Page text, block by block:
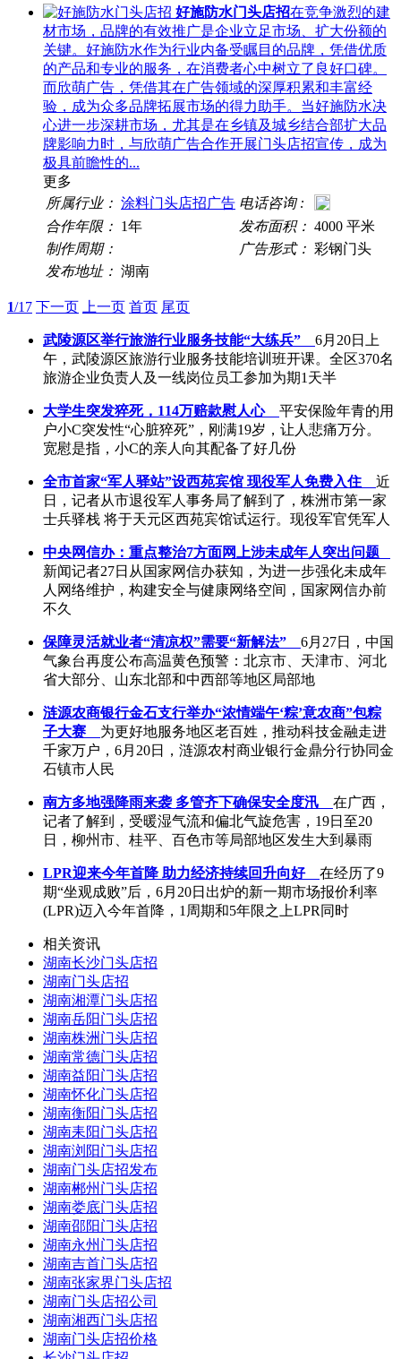
好施防水门头店招在竞争激烈的建
材市场，品牌的有效推广是企业立足市场、扩大份额的
关键。好施防水作为行业内备受瞩目的品牌，凭借优质
的产品和专业的服务，在消费者心中树立了良好口碑。
而欣萌广告，凭借其在广告领域的深厚积累和丰富经
验，成为众多品牌拓展市场的得力助手。当好施防水决
心进一步深耕市场，尤其是在乡镇及城乡结合部扩大品
牌影响力时，与欣萌广告合作开展门头店招宣传，成为
极具前瞻性的...
更多
所属行业： 涂料门头店招广告 电话咨询 :
合作年限： 1年 发布面积： 4000 平米
制作周期：
广告形式： 彩钢门头
发布地址： 湖南
1/17 下一页 上一页 首页 尾页
武陵源区举行旅游行业服务技能“大练兵”
6月20日上
午，武陵源区旅游行业服务技能培训班开课。全区370名
旅游企业负责人及一线岗位员工参加为期1天半
大学生突发猝死，114万赔款慰人心
平安保险年青的用
户小C突发性“心脏猝死”，刚满19岁，让人悲痛万分。
宽慰是指，小C的亲人向其配备了好几份
全市首家“军人驿站”设西苑宾馆 现役军人免费入住
近
日，记者从市退役军人事务局了解到了，株洲市第一家
士兵驿栈 将于天元区西苑宾馆试运行。现役军官凭军人
中央网信办：重点整治7方面网上涉未成年人突出问题
新闻记者27日从国家网信办获知，为进一步强化未成年
人网络维护，构建安全与健康网络空间，国家网信办前
不久
保障灵活就业者“清凉权”需要“新解法”
6月27日，中国
气象台再度公布高温黄色预警：北京市、天津市、河北
省大部分、山东北部和中西部等地区局部地
涟源农商银行金石支行举办“浓情端午‘粽’意农商”包粽
子大赛
为更好地服务地区老百姓，推动科技金融走进
千家万户，6月20日，涟源农村商业银行金鼎分行协同金
石镇市人民
南方多地强降雨来袭 多管齐下确保安全度汛
在广西，
记者了解到，受暖湿气流和偏北气旋危害，19日至20
日，柳州市、桂平、百色市等局部地区发生大到暴雨
LPR迎来今年首降 助力经济持续回升向好
在经历了9
期“坐观成败”后，6月20日出炉的新一期市场报价利率
(LPR)迈入今年首降，1周期和5年限之上LPR同时
相关资讯
湖南长沙门头店招
湖南门头店招
湖南湘潭门头店招
湖南岳阳门头店招
湖南株洲门头店招
湖南常德门头店招
湖南益阳门头店招
湖南怀化门头店招
湖南衡阳门头店招
湖南耒阳门头店招
湖南浏阳门头店招
湖南门头店招发布
湖南郴州门头店招
湖南娄底门头店招
湖南邵阳门头店招
湖南永州门头店招
湖南吉首门头店招
湖南张家界门头店招
湖南门头店招公司
湖南湘西门头店招
湖南门头店招价格